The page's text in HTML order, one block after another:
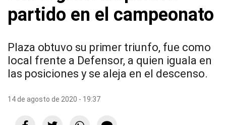
partido en el campeonato
Plaza obtuvo su primer triunfo, fue como
local frente a Defensor, a quien iguala en
las posiciones y se aleja en el descenso.
14 de agosto de 2020 - 19:37